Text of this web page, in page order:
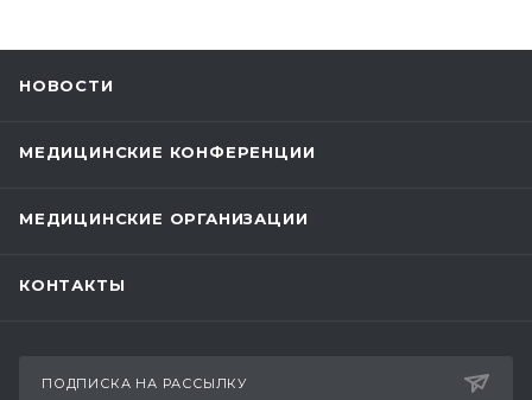
НОВОСТИ
МЕДИЦИНСКИЕ КОНФЕРЕНЦИИ
МЕДИЦИНСКИЕ ОРГАНИЗАЦИИ
КОНТАКТЫ
ПОДПИСКА НА РАССЫЛКУ